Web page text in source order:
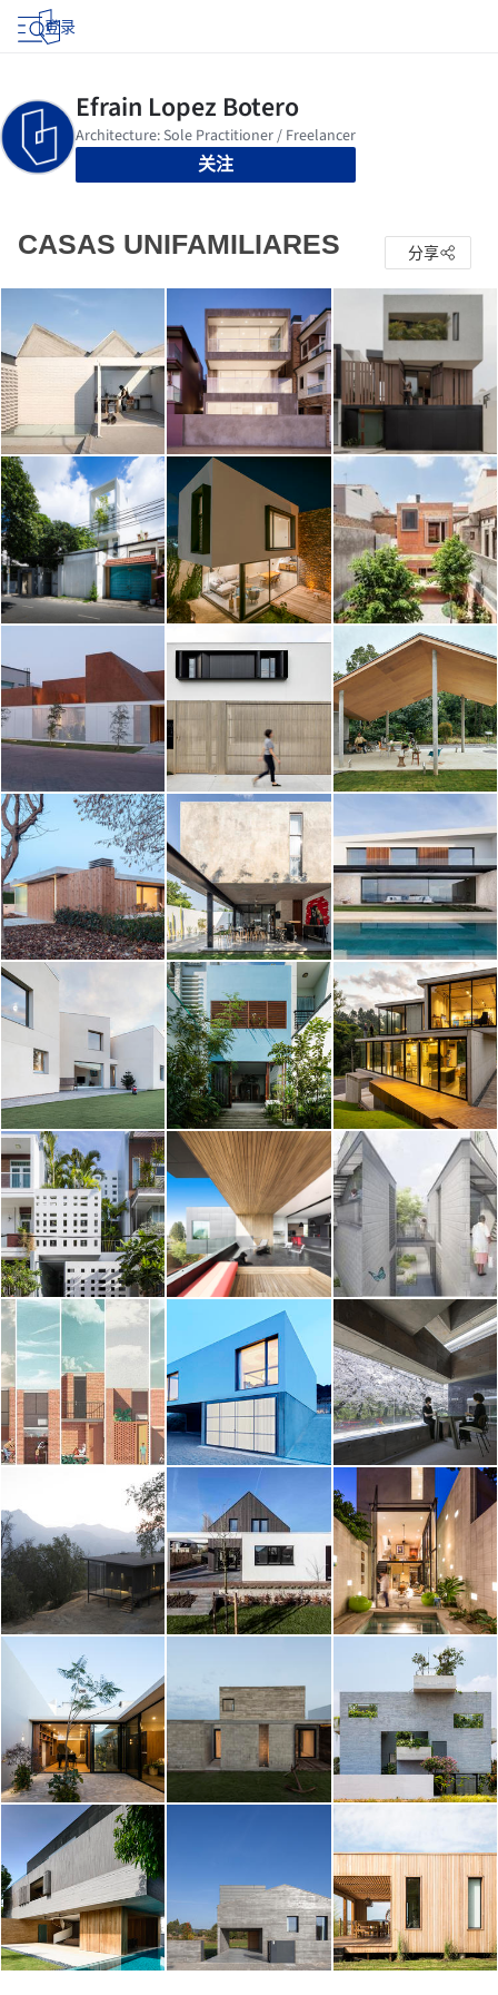
登录
关注
CASAS UNIFAMILIARES 分享